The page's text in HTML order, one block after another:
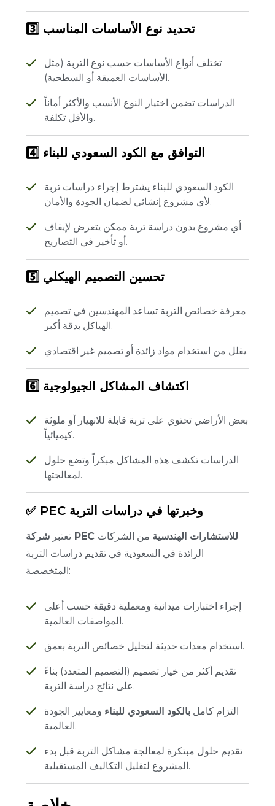
3️⃣ تحديد نوع الأساسات المناسب
تختلف أنواع الأساسات حسب نوع التربة (مثل
الأساسات العميقة أو السطحية).
الدراسات تضمن اختيار النوع الأنسب والأكثر أماناً
والأقل تكلفة.
4️⃣ التوافق مع الكود السعودي للبناء
الكود السعودي للبناء يشترط إجراء دراسات تربة
لأي مشروع إنشائي لضمان الجودة والأمان.
أي مشروع بدون دراسة تربة ممكن يتعرض لإيقاف
أو تأخير في التصاريح.
5️⃣ تحسين التصميم الهيكلي
معرفة خصائص التربة تساعد المهندسين في تصميم
الهياكل بدقة أكبر.
يقلل من استخدام مواد زائدة أو تصميم غير اقتصادي.
6️⃣ اكتشاف المشاكل الجيولوجية
بعض الأراضي تحتوي على تربة قابلة للانهيار أو ملوثة
كيميائياً.
الدراسات تكشف هذه المشاكل مبكراً وتضع حلول
لمعالجتها.
✅ PEC وخبرتها في دراسات التربة
تعتبر شركة PEC للاستشارات الهندسية من الشركات
الرائدة في السعودية في تقديم دراسات التربة
المتخصصة:
إجراء اختبارات ميدانية ومعملية دقيقة حسب أعلى
المواصفات العالمية.
استخدام معدات حديثة لتحليل خصائص التربة بعمق.
تقديم أكثر من خيار تصميم (التصميم المتعدد) بناءً
على نتائج دراسة التربة.
التزام كامل بالكود السعودي للبناء ومعايير الجودة
العالمية.
تقديم حلول مبتكرة لمعالجة مشاكل التربة قبل بدء
المشروع لتقليل التكاليف المستقبلية.